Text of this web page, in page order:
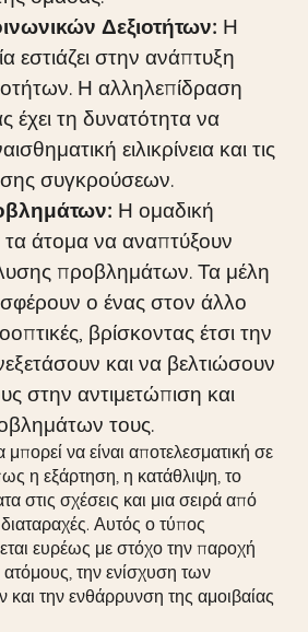
Δεξιοτήτων: Η
εστιάζει στην ανάπτυξη
Η αλληλεπίδραση
έχει τη δυνατότητα να
ειλικρίνεια και τις
συγκρούσεων.
Η ομαδική
άτομα να αναπτύξουν
προβλημάτων. Τα μέλη
ο ένας στον άλλο
βρίσκοντας έτσι την
και να βελτιώσουν
στην αντιμετώπιση και
τους.
να είναι αποτελεσματική σε
η εξάρτηση, η κατάθλιψη, το
στις σχέσεις και μια σειρά από
Αυτός ο τύπος
ευρέως με στόχο την παροχή
την ενίσχυση των
την ενθάρρυνση της αμοιβαίας